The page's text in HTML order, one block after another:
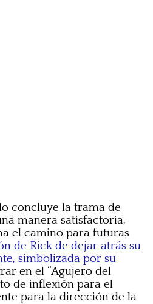
concluye la trama de
manera satisfactoria,
el camino para futuras
de Rick de dejar atrás su
simbolizada por su
en el “Agujero del
de inflexión para el
para la dirección de la